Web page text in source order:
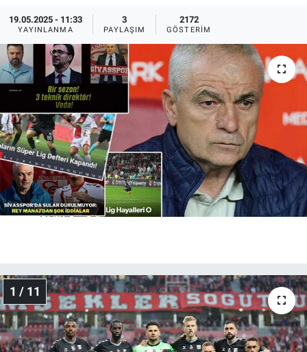
19.05.2025 - 11:33
YAYINLANMA
3
PAYLAŞIM
2172
GÖSTERIM
1 / 11
Eğlence
Ekonomi
Forum
Gerçeğin İzinde
Gün Başlıyor
Gün Bitiyor
Gündem Özel
Günün görüntüsü